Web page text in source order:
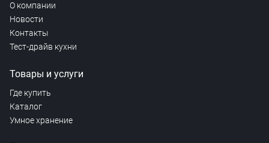
О компании
Новости
Контакты
Тест-драйв кухни
Товары и услуги
Где купить
Каталог
Умное хранение